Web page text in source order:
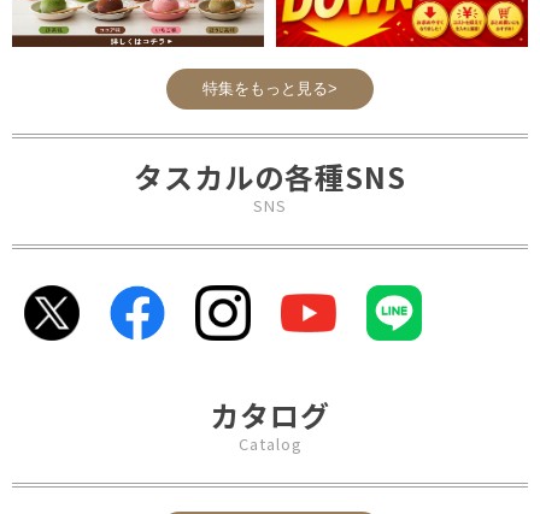
特集をもっと見る>
タスカルの各種SNS
SNS
カタログ
Catalog